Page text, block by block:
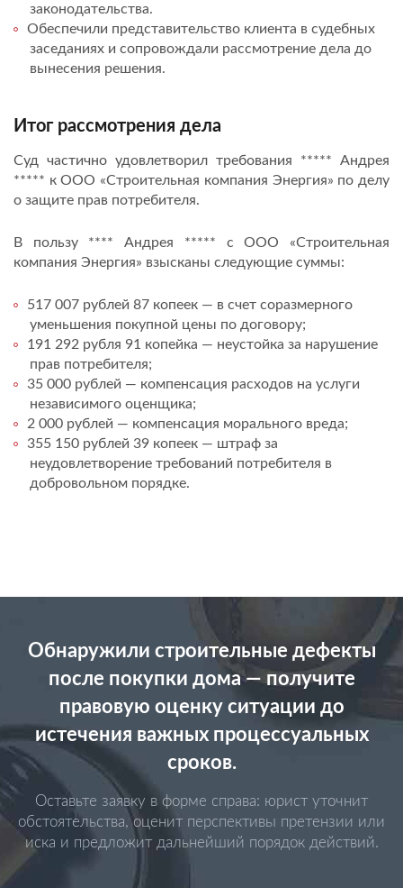
законодательства.
Обеспечили представительство клиента в судебных
заседаниях и сопровождали рассмотрение дела до
вынесения решения.
Итог рассмотрения дела
Суд частично удовлетворил требования ***** Андрея
***** к ООО «Строительная компания Энергия» по делу
о защите прав потребителя.
В пользу **** Андрея ***** с ООО «Строительная
компания Энергия» взысканы следующие суммы:
517 007 рублей 87 копеек — в счет соразмерного
уменьшения покупной цены по договору;
191 292 рубля 91 копейка — неустойка за нарушение
прав потребителя;
35 000 рублей — компенсация расходов на услуги
независимого оценщика;
2 000 рублей — компенсация морального вреда;
355 150 рублей 39 копеек — штраф за
неудовлетворение требований потребителя в
добровольном порядке.
Обнаружили строительные дефекты
после покупки дома — получите
правовую оценку ситуации до
истечения важных процессуальных
сроков.
Оставьте заявку в форме справа: юрист уточнит
обстоятельства, оценит перспективы претензии или
иска и предложит дальнейший порядок действий.